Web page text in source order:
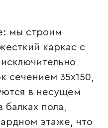
мы строим
каркас с
сечением 35х150,
в несущем
балках пола,
этаже, что